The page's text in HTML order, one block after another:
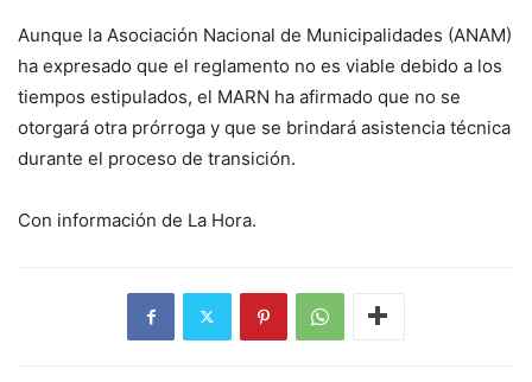
Aunque la Asociación Nacional de Municipalidades (ANAM)
ha expresado que el reglamento no es viable debido a los
tiempos estipulados, el MARN ha afirmado que no se
otorgará otra prórroga y que se brindará asistencia técnica
durante el proceso de transición.
Con información de La Hora.